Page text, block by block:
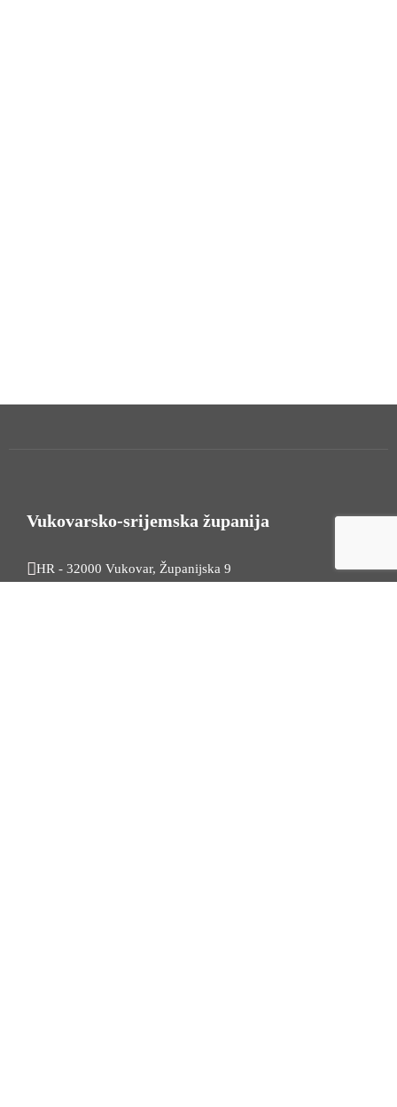
Vukovarsko-srijemska županija
HR - 32000 Vukovar, Županijska 9